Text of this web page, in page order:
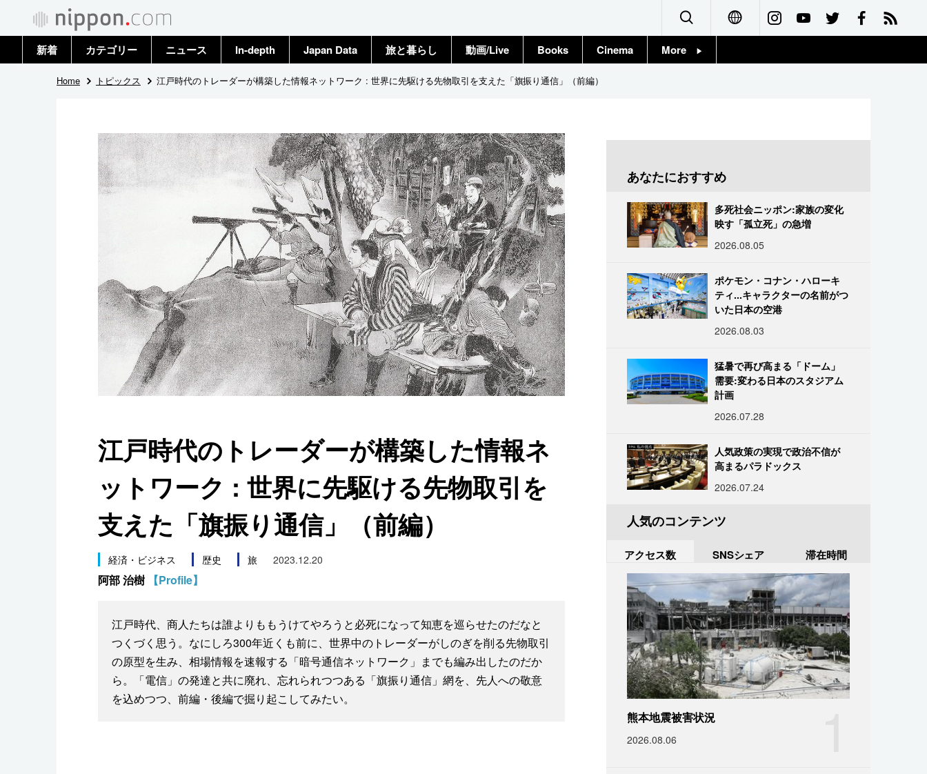
العربية
新着 カテゴリー
政治・外交
国際
社会
暮らし
スポーツ・東京2020
ニュース
トップ
In-depth Japan Data 旅と暮らし 動画/Live Books Cinema More
東京
お知らせ
Home トピックス 江戸時代のトレーダーが構築した情報ネットワーク : 世界に先駆ける先物取引を支えた「旗振り通信」（前編）
江戸時代のトレーダーが構築した情報ネ
ットワーク : 世界に先駆ける先物取引を
支えた「旗振り通信」（前編）
経済・ビジネス 歴史 旅 2023.12.20
阿部 治樹 【Profile】
江戸時代、商人たちは誰よりももうけてやろうと必死になって知恵を巡らせたのだなと
つくづく思う。なにしろ300年近くも前に、世界中のトレーダーがしのぎを削る先物取引
の原型を生み、相場情報を速報する「暗号通信ネットワーク」までも編み出したのだか
ら。「電信」の発達と共に廃れ、忘れられつつある「旗振り通信」網を、先人への敬意
を込めつつ、前編・後編で掘り起こしてみたい。
あなたにおすすめ
多死社会ニッポン:家族の変化
映す「孤立死」の急増
2026.08.05
ポケモン・コナン・ハローキ
ティ...キャラクターの名前がつ
いた日本の空港
2026.08.03
猛暑で再び高まる「ドーム」
需要:変わる日本のスタジアム
計画
2026.07.28
人気政策の実現で政治不信が
高まるパラドックス
2026.07.24
人気のコンテンツ
アクセス数 SNSシェア 滞在時間
熊本地震被害状況
2026.08.06